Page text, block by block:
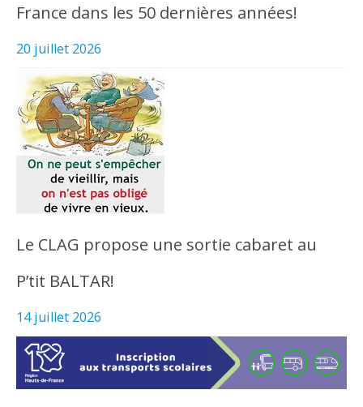
France dans les 50 dernières années!
20 juillet 2026
Le CLAG propose une sortie cabaret au
P’tit BALTAR!
14 juillet 2026